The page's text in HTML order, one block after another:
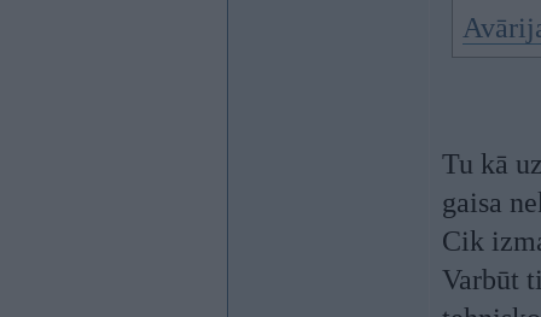
Tu kā
gaisa
Cik
Varbūt